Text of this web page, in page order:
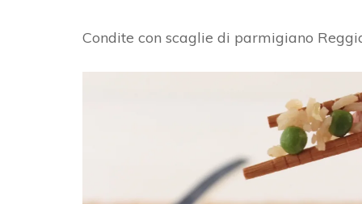
Condite con scaglie di parmigiano